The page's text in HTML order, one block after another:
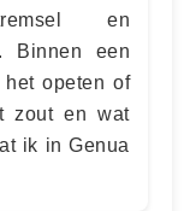
en
Binnen een
opeten of
zout en wat
ik in Genua